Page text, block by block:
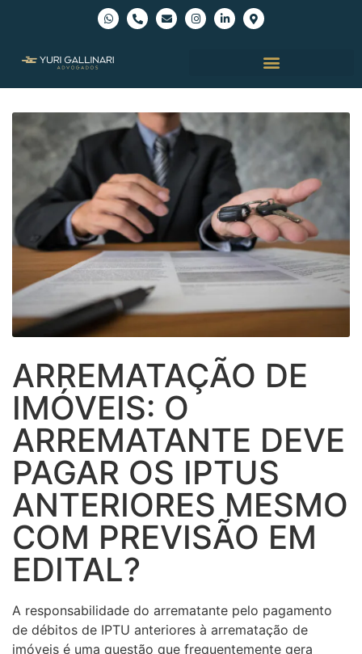
ARREMATAÇÃO DE
IMÓVEIS: O
ARREMATANTE DEVE
PAGAR OS IPTUS
ANTERIORES MESMO
COM PREVISÃO EM
EDITAL?
A responsabilidade do arrematante pelo pagamento
de débitos de IPTU anteriores à arrematação de
imóveis é uma questão que frequentemente gera